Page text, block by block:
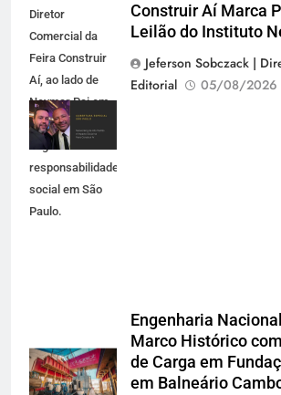
Diretor
Comercial da
Feira Construir
Aí, ao lado de
Neymar Pai em
evento de
negócios e
responsabilidade
social em São
Paulo.
Construir Aí Marca
Leilão do Instituto
Jeferson Sobczack |
Editorial
05/08/2026
Engenharia
Marco Histórico
de Carga em
em Balneário